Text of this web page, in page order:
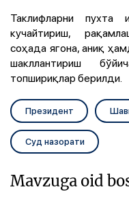
Таклифларни пухта
кучайтириш,
соҳада ягона, аниқ
шакллантириш
топшириқлар берилди.
Президент
Суд назорати
Mavzuga oid